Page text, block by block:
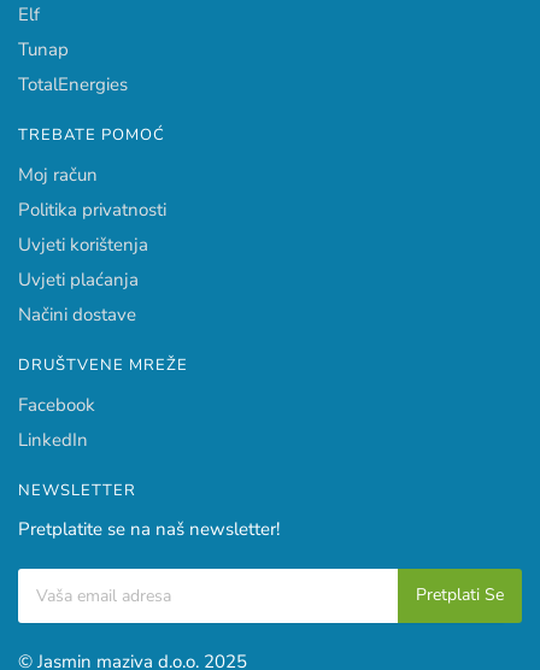
Elf
Tunap
TotalEnergies
TREBATE POMOĆ
Moj račun
Politika privatnosti
Uvjeti korištenja
Uvjeti plaćanja
Načini dostave
DRUŠTVENE MREŽE
Facebook
LinkedIn
NEWSLETTER
Pretplatite se na naš newsletter!
© Jasmin maziva d.o.o. 2025